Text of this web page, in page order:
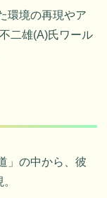
環境の再現やア
二雄(A)氏ワール
」の中から、彼